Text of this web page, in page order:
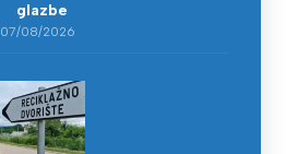
glazbe
07/08/2026